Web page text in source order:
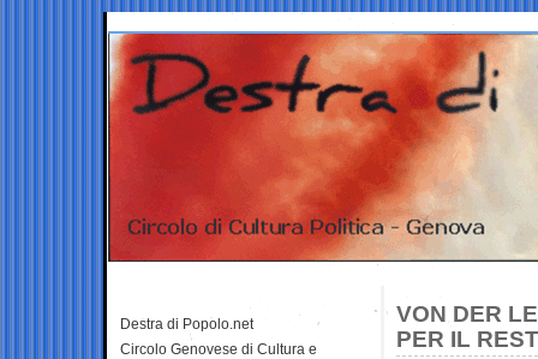
VON DER
PER IL
Destra di Popolo.net
Circolo Genovese di Cultura e